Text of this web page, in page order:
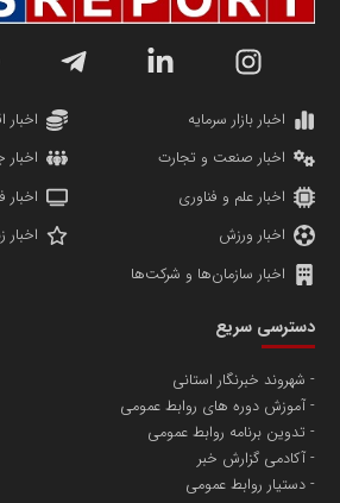
اخبار بازار سرمایه
اخبار
اخبار صنعت و تجارت
اخبار
اخبار علم و فناوری
اخبار ورزش
اخبار سازمان‌ها و شرکت‌ها
دسترسی سریع
شهروند خبرنگار استانی
آموزش دوره های روابط عمومی
تدوین برنامه روابط عمومی
آکادمی گزارش خبر
دستیار روابط عمومی